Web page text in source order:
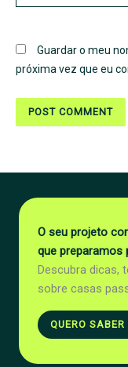
Guardar o meu
próxima vez que eu
O seu projeto
que preparamos
Descubra dicas,
sobre casas
QUERO